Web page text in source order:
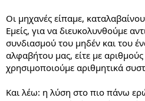
Οι μηχανές είπαμε,
Εμείς, για να διευκολυνθούμε
συνδιασμού του μηδέν και του
αλφαβήτου μας, είτε με αριθμούς
χρησιμοποιούμε αριθμητικά
Και λέω: η λύση στο πιο πάνω